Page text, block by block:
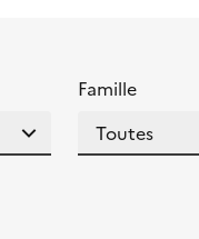
Famille